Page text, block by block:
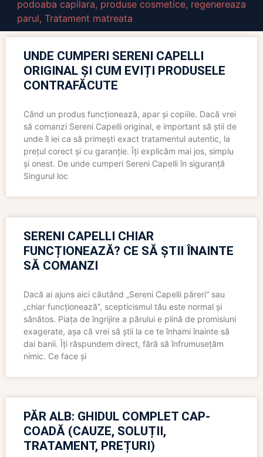
podoaba capilara, produse cosmetice, regenereaza
parul, Tratament matreata
UNDE CUMPERI SERENI CAPELLI
ORIGINAL ȘI CUM EVIȚI PRODUSELE
CONTRAFĂCUTE
Când un produs funcționează, apar și copiile. Dacă vrei
să comanzi Sereni Capelli original, e important să știi de
unde îl iei ca să primești exact tratamentul autentic, la
prețul corect și cu garanție. Îți explicăm mai jos, simplu
și onest. De unde cumperi Sereni Capelli în siguranță
Singurul loc
SERENI CAPELLI CHIAR
FUNCȚIONEAZĂ? CE SĂ ȘTII ÎNAINTE
SĂ COMANZI
Dacă ai ajuns aici căutând „Sereni Capelli păreri” sau
„chiar funcționează”, scepticismul tău este normal și
sănătos. Piața de îngrijire a părului e plină de promisiuni
exagerate, așa că vrei să știi la ce te înhami înainte să
dai banii. Îți răspundem direct, fără să înfrumusețăm
nimic. Ce face și
PĂR ALB: GHIDUL COMPLET CAP-
COADĂ (CAUZE, SOLUȚII,
TRATAMENT, PREȚURI)